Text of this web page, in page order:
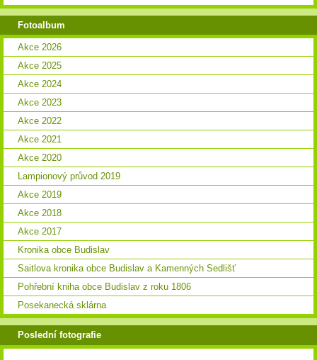
Fotoalbum
Akce 2026
Akce 2025
Akce 2024
Akce 2023
Akce 2022
Akce 2021
Akce 2020
Lampionový průvod 2019
Akce 2019
Akce 2018
Akce 2017
Kronika obce Budislav
Saitlova kronika obce Budislav a Kamenných Sedlišť
Pohřební kniha obce Budislav z roku 1806
Posekanecká sklárna
Poslední fotografie